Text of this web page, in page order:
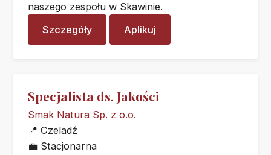
naszego zespołu w Skawinie.
Szczegóły
Aplikuj
Specjalista ds. Jakości
Smak Natura Sp. z o.o.
📍 Czeladź
💼 Stacjonarna